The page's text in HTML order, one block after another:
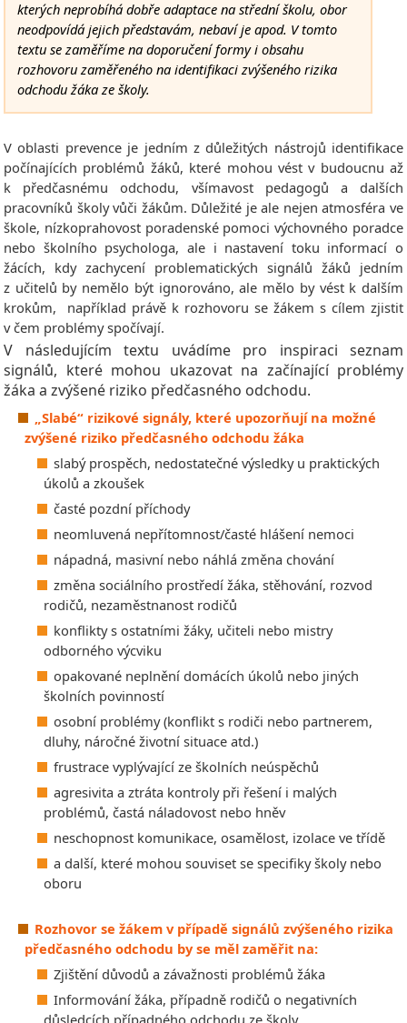
kterých neprobíhá dobře adaptace na střední školu, obor
neodpovídá jejich představám, nebaví je apod. V tomto
textu se zaměříme na doporučení formy i obsahu
rozhovoru zaměřeného na identifikaci zvýšeného rizika
odchodu žáka ze školy.
V oblasti prevence je jedním z důležitých nástrojů identifikace
počínajících problémů žáků, které mohou vést v budoucnu až
k předčasnému odchodu, všímavost pedagogů a dalších
pracovníků školy vůči žákům. Důležité je ale nejen atmosféra ve
škole, nízkoprahovost poradenské pomoci výchovného poradce
nebo školního psychologa, ale i nastavení toku informací o
žácích, kdy zachycení problematických signálů žáků jedním
z učitelů by nemělo být ignorováno, ale mělo by vést k dalším
krokům, například právě k rozhovoru se žákem s cílem zjistit
v čem problémy spočívají.
V následujícím textu uvádíme pro inspiraci seznam
signálů, které mohou ukazovat na začínající problémy
žáka a zvýšené riziko předčasného odchodu.
„Slabé“ rizikové signály, které upozorňují na možné
zvýšené riziko předčasného odchodu žáka
slabý prospěch, nedostatečné výsledky u praktických
úkolů a zkoušek
časté pozdní příchody
neomluvená nepřítomnost/časté hlášení nemoci
nápadná, masivní nebo náhlá změna chování
změna sociálního prostředí žáka, stěhování, rozvod
rodičů, nezaměstnanost rodičů
konflikty s ostatními žáky, učiteli nebo mistry
odborného výcviku
opakované neplnění domácích úkolů nebo jiných
školních povinností
osobní problémy (konflikt s rodiči nebo partnerem,
dluhy, náročné životní situace atd.)
frustrace vyplývající ze školních neúspěchů
agresivita a ztráta kontroly při řešení i malých
problémů, častá náladovost nebo hněv
neschopnost komunikace, osamělost, izolace ve třídě
a další, které mohou souviset se specifiky školy nebo
oboru
Rozhovor se žákem v případě signálů zvýšeného rizika
předčasného odchodu by se měl zaměřit na:
Zjištění důvodů a závažnosti problémů žáka
Informování žáka, případně rodičů o negativních